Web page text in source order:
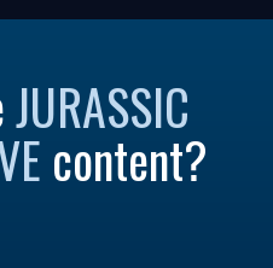
JURASSIC
content?